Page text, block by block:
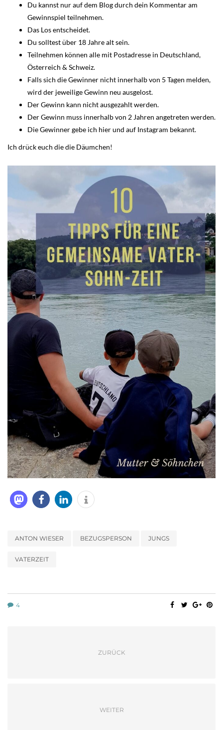
Du kannst nur auf dem Blog durch dein Kommentar am
Gewinnspiel teilnehmen.
Das Los entscheidet.
Du solltest über 18 Jahre alt sein.
Teilnehmen können alle mit Postadresse in Deutschland,
Österreich & Schweiz.
Falls sich die Gewinner nicht innerhalb von 5 Tagen melden,
wird der jeweilige Gewinn neu ausgelost.
Der Gewinn kann nicht ausgezahlt werden.
Der Gewinn muss innerhalb von 2 Jahren angetreten werden.
Die Gewinner gebe ich hier und auf Instagram bekannt.
Ich drück euch die die Däumchen!
ANTON WIESER BEZUGSPERSON JUNGS
VATERZEIT
4
ZURÜCK
WEITER